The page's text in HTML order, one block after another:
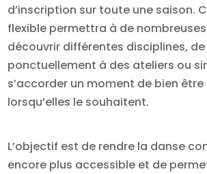
d’inscription sur toute une saison.
flexible permettra à de
découvrir différentes disciplines,
ponctuellement à des ateliers ou
s’accorder un moment de bien
lorsqu’elles le souhaitent.
L’objectif est de rendre la danse
encore plus accessible et de